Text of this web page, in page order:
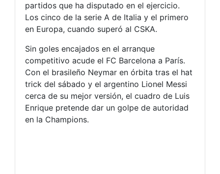
partidos que ha disputado en el ejercicio.
Los cinco de la serie A de Italia y el primero
en Europa, cuando superó al CSKA.
Sin goles encajados en el arranque
competitivo acude el FC Barcelona a París.
Con el brasileño Neymar en órbita tras el hat
trick del sábado y el argentino Lionel Messi
cerca de su mejor versión, el cuadro de Luis
Enrique pretende dar un golpe de autoridad
en la Champions.